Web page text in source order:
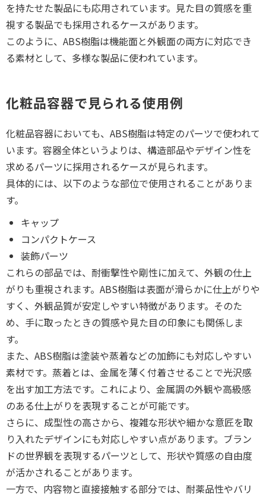
を持たせた製品にも応用されています。見た目の質感を重
視する製品でも採用されるケースがあります。
このように、ABS樹脂は機能面と外観面の両方に対応でき
る素材として、多様な製品に使われています。
化粧品容器で見られる使用例
化粧品容器においても、ABS樹脂は特定のパーツで使われて
います。容器全体というよりは、構造部品やデザイン性を
求めるパーツに採用されるケースが見られます。
具体的には、以下のような部位で使用されることがありま
す。
キャップ
コンパクトケース
装飾パーツ
これらの部品では、耐衝撃性や剛性に加えて、外観の仕上
がりも重視されます。ABS樹脂は表面が滑らかに仕上がりや
すく、外観品質が安定しやすい特徴があります。そのた
め、手に取ったときの質感や見た目の印象にも関係しま
す。
また、ABS樹脂は塗装や蒸着などの加飾にも対応しやすい
素材です。蒸着とは、金属を薄く付着させることで光沢感
を出す加工方法です。これにより、金属調の外観や高級感
のある仕上がりを表現することが可能です。
さらに、成型性の高さから、複雑な形状や細かな意匠を取
り入れたデザインにも対応しやすい点があります。ブラン
ドの世界観を表現するパーツとして、形状や質感の自由度
が活かされることがあります。
一方で、内容物と直接接触する部分では、耐薬品性やバリ